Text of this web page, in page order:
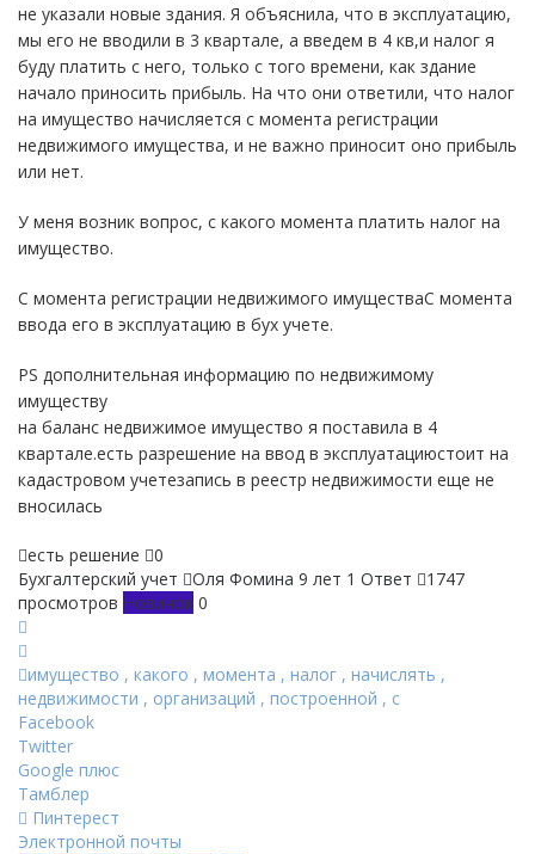
не указали новые здания. Я объяснила, что в эксплуатацию,
мы его не вводили в 3 квартале, а введем в 4 кв,и налог я
буду платить с него, только с того времени, как здание
начало приносить прибыль. На что они ответили, что налог
на имущество начисляется с момента регистрации
недвижимого имущества, и не важно приносит оно прибыль
или нет.
У меня возник вопрос, с какого момента платить налог на
имущество.
С момента регистрации недвижимого имуществаС момента
ввода его в эксплуатацию в бух учете.
PS дополнительная информацию по недвижимому
имуществу
на баланс недвижимое имущество я поставила в 4
квартале.есть разрешение на ввод в эксплуатациюстоит на
кадастровом учетезапись в реестр недвижимости еще не
вносилась
есть решение
0
Бухгалтерский учет
Оля Фомина 9 лет 1 Ответ
1747
просмотров Новичок 0
имущество , какого , момента , налог , начислять ,
недвижимости , организаций , построенной , с
Facebook
Twitter
Google плюс
Тамблер
Пинтерест
Электронной почты